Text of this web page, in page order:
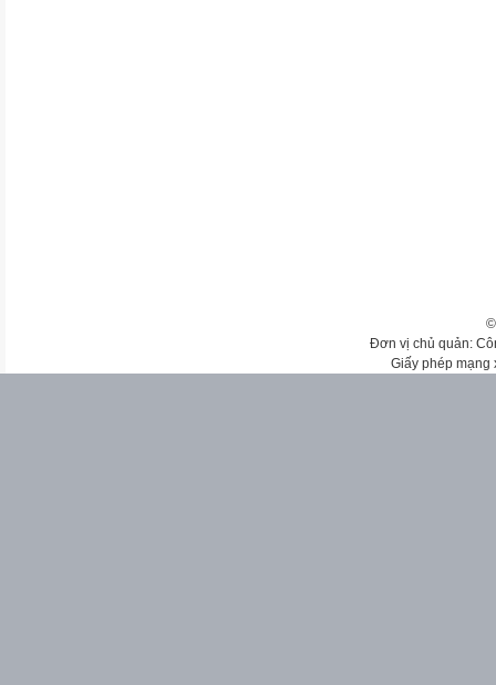
Đơn vị chủ quản:
Giấy phép mạng